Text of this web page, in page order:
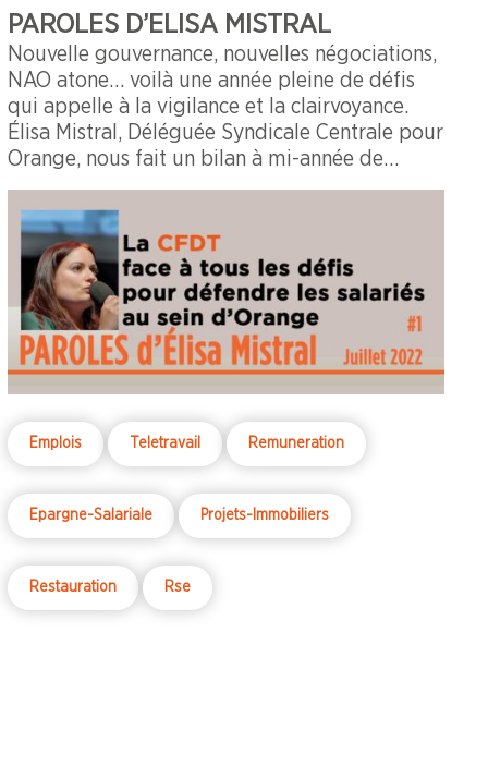
PAROLES D’ELISA MISTRAL
Nouvelle gouvernance, nouvelles négociations,
NAO atone… voilà une année pleine de défis
qui appelle à la vigilance et la clairvoyance.
Élisa Mistral, Déléguée Syndicale Centrale pour
Orange, nous fait un bilan à mi-année de
l’actualité des salariés chez Orange. Élisa parle
de Christel Heydemann, des négociations en
cours dont la NAO qui fixe le niveau global
d’augmentation de la masse salariale pour
2022. Élisa et la CFDT au niveau national ont
déjà rencontré la nouvelle Directrice Générale à
4 reprises, soit en multilatérale ou CSEC avec
les autres organisations syndicales, soit en
bilatérale. Tout d’abord, il était important que
Christel Heydemann fasse connaissance avec la
CFDT au sein d’Orange et découvre ses traits
de caractère : force de proposition, volontaire,
déterminée et persévérante.
Emplois Teletravail Remuneration
Epargne-Salariale Projets-Immobiliers
Restauration Rse